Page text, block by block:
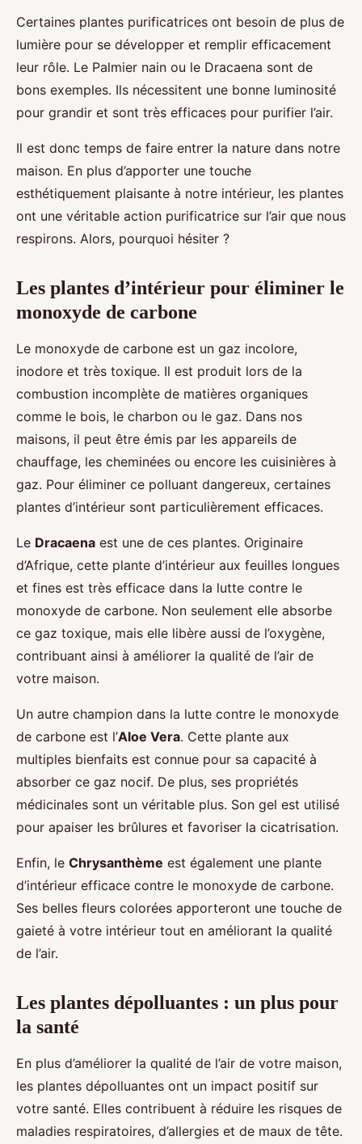
Certaines plantes purificatrices ont besoin de plus de
lumière pour se développer et remplir efficacement
leur rôle. Le Palmier nain ou le Dracaena sont de
bons exemples. Ils nécessitent une bonne luminosité
pour grandir et sont très efficaces pour purifier l’air.
Il est donc temps de faire entrer la nature dans notre
maison. En plus d’apporter une touche
esthétiquement plaisante à notre intérieur, les plantes
ont une véritable action purificatrice sur l’air que nous
respirons. Alors, pourquoi hésiter ?
Les plantes d’intérieur pour éliminer le
monoxyde de carbone
Le monoxyde de carbone est un gaz incolore,
inodore et très toxique. Il est produit lors de la
combustion incomplète de matières organiques
comme le bois, le charbon ou le gaz. Dans nos
maisons, il peut être émis par les appareils de
chauffage, les cheminées ou encore les cuisinières à
gaz. Pour éliminer ce polluant dangereux, certaines
plantes d’intérieur sont particulièrement efficaces.
Le Dracaena est une de ces plantes. Originaire
d’Afrique, cette plante d’intérieur aux feuilles longues
et fines est très efficace dans la lutte contre le
monoxyde de carbone. Non seulement elle absorbe
ce gaz toxique, mais elle libère aussi de l’oxygène,
contribuant ainsi à améliorer la qualité de l’air de
votre maison.
Un autre champion dans la lutte contre le monoxyde
de carbone est l’Aloe Vera. Cette plante aux
multiples bienfaits est connue pour sa capacité à
absorber ce gaz nocif. De plus, ses propriétés
médicinales sont un véritable plus. Son gel est utilisé
pour apaiser les brûlures et favoriser la cicatrisation.
Enfin, le Chrysanthème est également une plante
d’intérieur efficace contre le monoxyde de carbone.
Ses belles fleurs colorées apporteront une touche de
gaieté à votre intérieur tout en améliorant la qualité
de l’air.
Les plantes dépolluantes : un plus pour
la santé
En plus d’améliorer la qualité de l’air de votre maison,
les plantes dépolluantes ont un impact positif sur
votre santé. Elles contribuent à réduire les risques de
maladies respiratoires, d’allergies et de maux de tête.